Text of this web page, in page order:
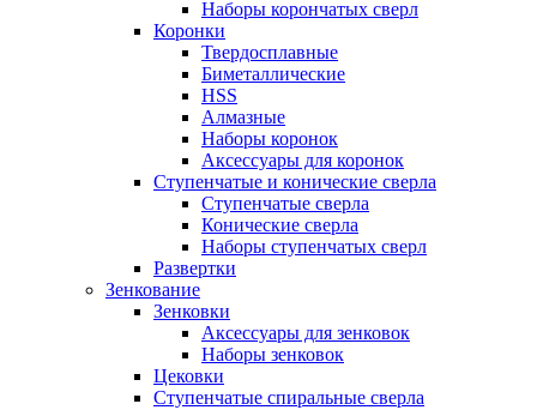
Наборы корончатых сверл
Коронки
Твердосплавные
Биметаллические
HSS
Алмазные
Наборы коронок
Аксессуары для коронок
Ступенчатые и конические сверла
Ступенчатые сверла
Конические сверла
Наборы ступенчатых сверл
Развертки
Зенкование
Зенковки
Аксессуары для зенковок
Наборы зенковок
Цековки
Ступенчатые спиральные сверла